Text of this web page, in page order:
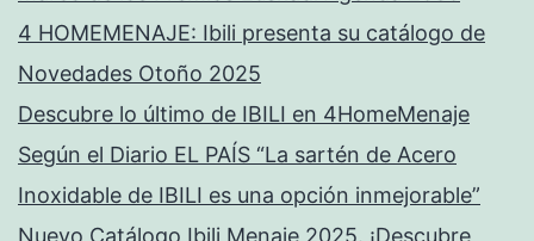
4 HOMEMENAJE: Ibili presenta su catálogo de
Novedades Otoño 2025
Descubre lo último de IBILI en 4HomeMenaje
Según el Diario EL PAÍS “La sartén de Acero
Inoxidable de IBILI es una opción inmejorable”